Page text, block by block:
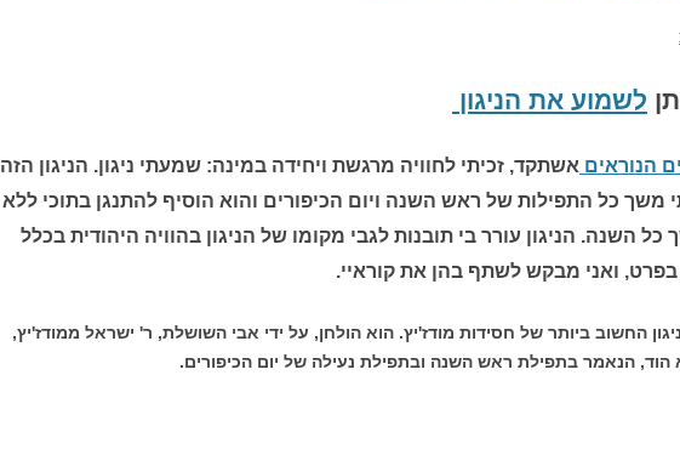
לשמוע את הניגון
הנוראים אשתקד, זכיתי לחוויה מרגשת ויחידה במינה: שמעתי ניגון. הניגון הזה
משך כל התפילות של ראש השנה ויום הכיפורים והוא הוסיף להתנגן בתוכי ללא
השנה. הניגון עורר בי תובנות לגבי מקומו של הניגון בהוויה היהודית בכלל
בפרט, ואני מבקש לשתף בהן את קוראיי.
החשוב ביותר של חסידות מודז'יץ. הוא הולחן, על ידי אבי השושלת, ר' ישראל ממודז'יץ,
הוד, הנאמר בתפילת ראש השנה ובתפילת נעילה של יום הכיפורים.